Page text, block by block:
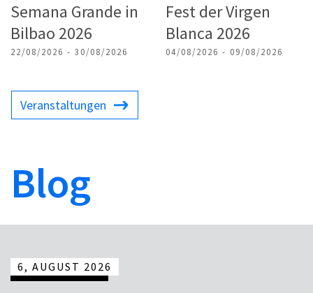
Semana Grande in
Bilbao 2026
22/08/2026 - 30/08/2026
Fest der Virgen
Blanca 2026
04/08/2026 - 09/08/2026
Veranstaltungen
Blog
6, AUGUST 2026